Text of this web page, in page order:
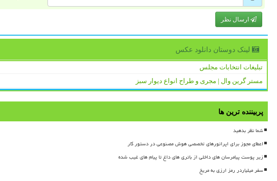
ارسال نظر
لینک دوستان دانلود عكس
تبلیغات انتخابات مجلس
مستر گرین وال | مجری و طراح انواع دیوار سبز
پربیننده ترین ها
شما نظر بدهید
اعطای مجوز برای اپراتورهای تخصصی هوش مصنوعی در دستور کار
زیر پوست پیامرسان های داخلی از باتری های داغ تا پیام های غیب شده
سفر میلیاردر رمز ارزی به مریخ